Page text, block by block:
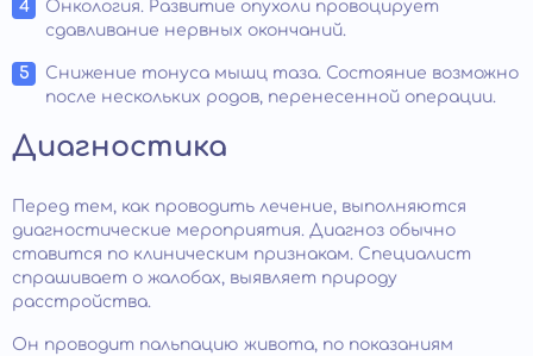
Онкология. Развитие опухоли провоцирует
сдавливание нервных окончаний.
Снижение тонуса мышц таза. Состояние возможно
после нескольких родов, перенесенной операции.
Диагностика
Перед тем, как проводить лечение, выполняются
диагностические мероприятия. Диагноз обычно
ставится по клиническим признакам. Специалист
спрашивает о жалобах, выявляет природу
расстройства.
Он проводит пальпацию живота, по показаниям